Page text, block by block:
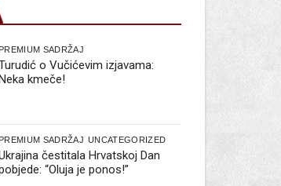
PREMIUM SADRŽAJ
o Vučićevim izjavama:
kmeče!
PREMIUM SADRŽAJ UNCATEGORIZED
čestitala Hrvatskoj Dan
“Oluja je ponos!”